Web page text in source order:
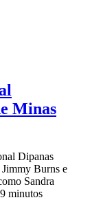
Minas
Dipanas
Burns e
Sandra
minutos